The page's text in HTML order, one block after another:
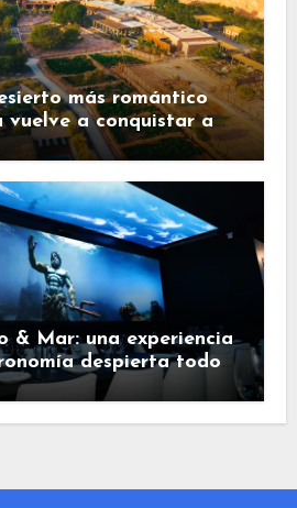
más romántico
vuelve a conquistar a
& Mar: una experiencia
despierta todos